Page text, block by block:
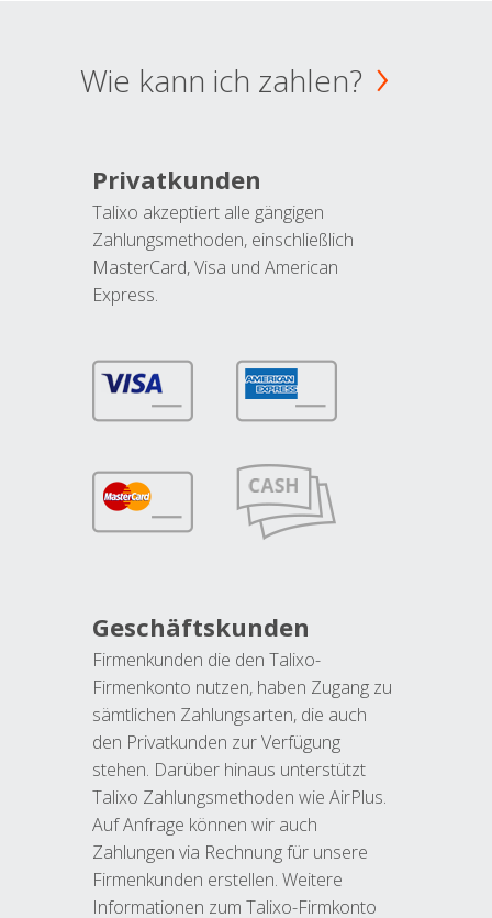
Wie kann ich zahlen?
Privatkunden
Talixo akzeptiert alle gängigen
Zahlungsmethoden, einschließlich
MasterCard, Visa und American
Express.
Geschäftskunden
Firmenkunden die den Talixo-
Firmenkonto nutzen, haben Zugang zu
sämtlichen Zahlungsarten, die auch
den Privatkunden zur Verfügung
stehen. Darüber hinaus unterstützt
Talixo Zahlungsmethoden wie AirPlus.
Auf Anfrage können wir auch
Zahlungen via Rechnung für unsere
Firmenkunden erstellen. Weitere
Informationen zum Talixo-Firmkonto